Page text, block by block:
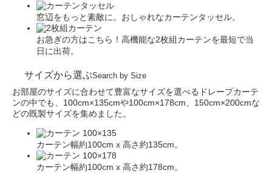
窓辺をもっと素敵に。おしゃれなカーテンタッセル。
お急ぎの方はこちら！高機能な2枚組カーテンを最短で当
日に出荷。
サイズから選ぶSearch by Size
お部屋のサイズに合わせて豊富なサイズを選べるドレープカーテ
ンの中でも、100cm×135cmや100cm×178cm、150cm×200cmな
どの既製サイズを集めました。
カーテン幅約100cm x 高さ約135cm。
カーテン幅約100cm x 高さ約178cm。